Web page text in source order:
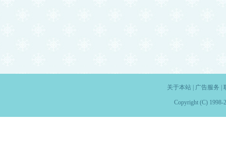
关于本站| 广告服务
Copyright (C) 1998-